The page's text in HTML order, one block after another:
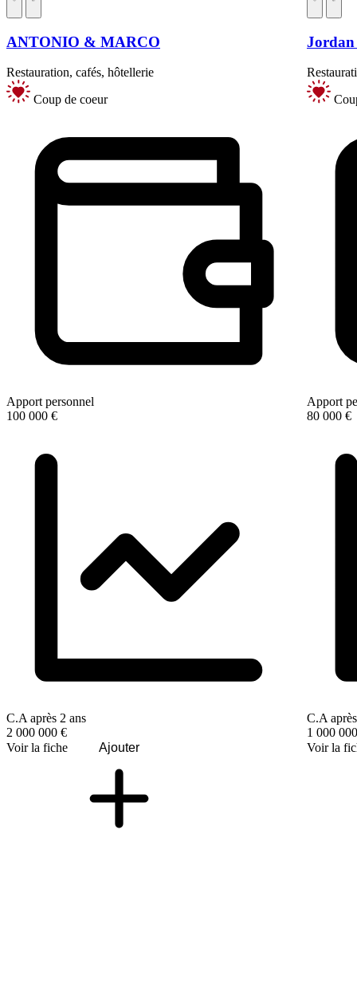
ANTONIO & MARCO
Restauration, cafés, hôtellerie
Coup de coeur
Apport personnel
100 000 €
C.A après 2 ans
2 000 000 €
Voir la fiche
Ajouter
Jordan
Apport
80 000 €
C.A
1 000
Voir la